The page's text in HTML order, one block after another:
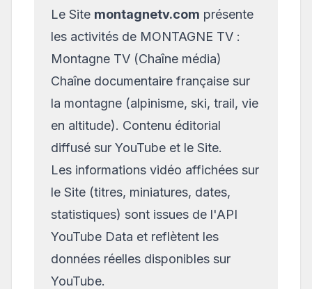
Le Site montagnetv.com présente
les activités de MONTAGNE TV :
Montagne TV (Chaîne média)
Chaîne documentaire française sur
la montagne (alpinisme, ski, trail, vie
en altitude). Contenu éditorial
diffusé sur YouTube et le Site.
Les informations vidéo affichées sur
le Site (titres, miniatures, dates,
statistiques) sont issues de l'API
YouTube Data et reflètent les
données réelles disponibles sur
YouTube.